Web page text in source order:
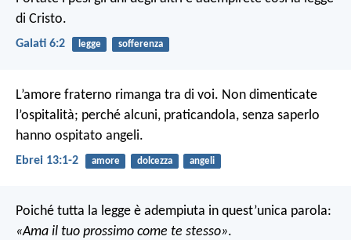
di Cristo.
Galati 6:2 legge sofferenza
L’amore fraterno rimanga tra di voi. Non dimenticate
l’ospitalità; perché alcuni, praticandola, senza saperlo
hanno ospitato angeli.
Ebrei 13:1-2 amore dolcezza angeli
Poiché tutta la legge è adempiuta in quest’unica parola:
«Ama il tuo prossimo come te stesso».